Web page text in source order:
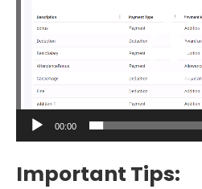
00:00
Important Tips: